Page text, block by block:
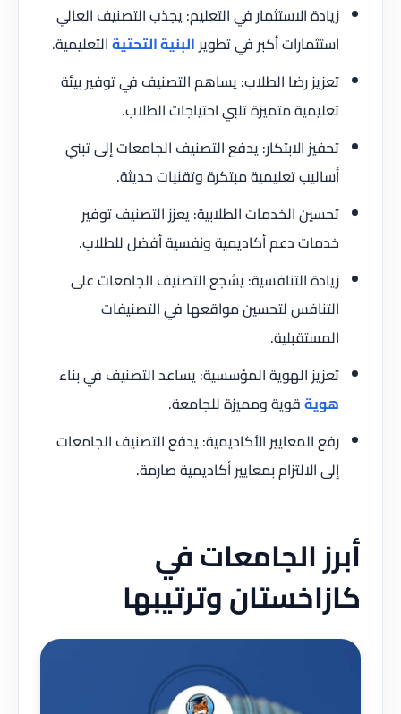
زيادة الاستثمار في التعليم: يجذب التصنيف العالي
استثمارات أكبر في تطوير البنية التحتيةالتعليمية.
تعزيز رضا الطلاب: يساهم التصنيف في توفير بيئة
تعليمية متميزة تلبي احتياجات الطلاب.
تحفيز الابتكار: يدفع التصنيف الجامعات إلى تبني
أساليب تعليمية مبتكرة وتقنيات حديثة.
تحسين الخدمات الطلابية: يعزز التصنيف توفير
خدمات دعم أكاديمية ونفسية أفضل للطلاب.
زيادة التنافسية: يشجع التصنيف الجامعات على
التنافس لتحسين مواقعها في التصنيفات
المستقبلية.
تعزيز الهوية المؤسسية: يساعد التصنيف في بناء
هويةقوية ومميزة للجامعة.
رفع المعايير الأكاديمية: يدفع التصنيف الجامعات
إلى الالتزام بمعايير أكاديمية صارمة.
أبرز الجامعات في
كازاخستان وترتيبها